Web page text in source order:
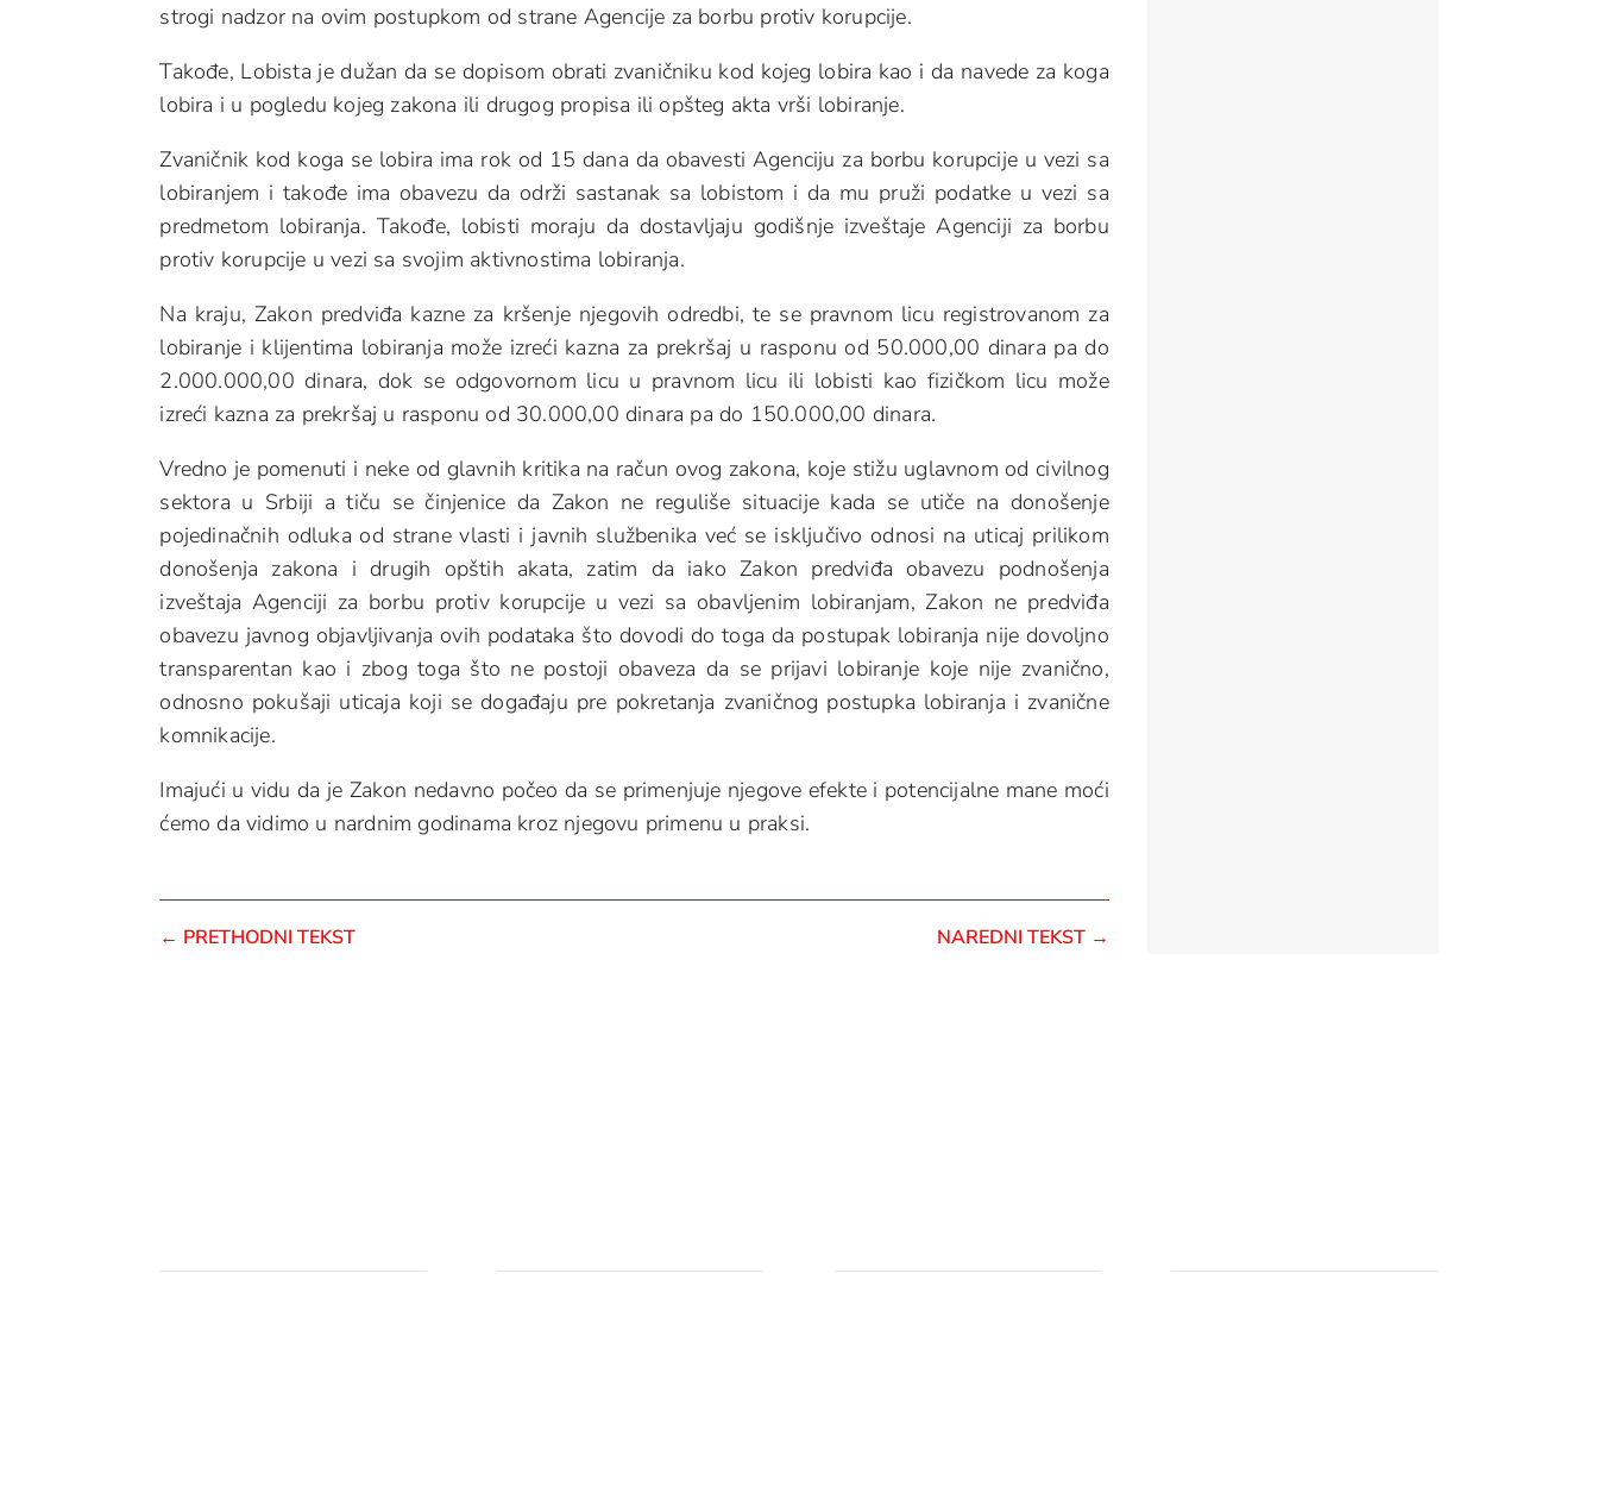
strogi nadzor na ovim postupkom od strane Agencije za borbu protiv korupcije.
Takođe, Lobista je dužan da se dopisom obrati zvaničniku kod kojeg lobira kao i da navede za koga
lobira i u pogledu kojeg zakona ili drugog propisa ili opšteg akta vrši lobiranje.
Zvaničnik kod koga se lobira ima rok od 15 dana da obavesti Agenciju za borbu korupcije u vezi sa
lobiranjem i takođe ima obavezu da održi sastanak sa lobistom i da mu pruži podatke u vezi sa
predmetom lobiranja. Takođe, lobisti moraju da dostavljaju godišnje izveštaje Agenciji za borbu
protiv korupcije u vezi sa svojim aktivnostima lobiranja.
Na kraju, Zakon predviđa kazne za kršenje njegovih odredbi, te se pravnom licu registrovanom za
lobiranje i klijentima lobiranja može izreći kazna za prekršaj u rasponu od 50.000,00 dinara pa do
2.000.000,00 dinara, dok se odgovornom licu u pravnom licu ili lobisti kao fizičkom licu može
izreći kazna za prekršaj u rasponu od 30.000,00 dinara pa do 150.000,00 dinara.
Vredno je pomenuti i neke od glavnih kritika na račun ovog zakona, koje stižu uglavnom od civilnog
sektora u Srbiji a tiču se činjenice da Zakon ne reguliše situacije kada se utiče na donošenje
pojedinačnih odluka od strane vlasti i javnih službenika već se isključivo odnosi na uticaj prilikom
donošenja zakona i drugih opštih akata, zatim da iako Zakon predviđa obavezu podnošenja
izveštaja Agenciji za borbu protiv korupcije u vezi sa obavljenim lobiranjam, Zakon ne predviđa
obavezu javnog objavljivanja ovih podataka što dovodi do toga da postupak lobiranja nije dovoljno
transparentan kao i zbog toga što ne postoji obaveza da se prijavi lobiranje koje nije zvanično,
odnosno pokušaji uticaja koji se događaju pre pokretanja zvaničnog postupka lobiranja i zvanične
komnikacije.
Imajući u vidu da je Zakon nedavno počeo da se primenjuje njegove efekte i potencijalne mane moći
ćemo da vidimo u nardnim godinama kroz njegovu primenu u praksi.
← PRETHODNI TEKST NAREDNI TEKST→